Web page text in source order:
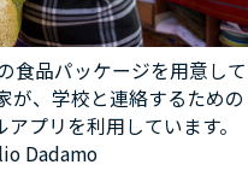
食品パッケージを用意して
が、学校と連絡するための
プリを利用しています。
Dadamo